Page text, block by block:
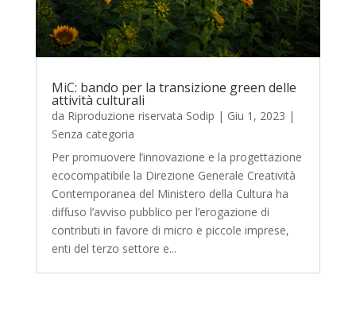
MiC: bando per la transizione green delle
attività culturali
da Riproduzione riservata Sodip | Giu 1, 2023 |
Senza categoria
Per promuovere l’innovazione e la progettazione
ecocompatibile la Direzione Generale Creatività
Contemporanea del Ministero della Cultura ha
diffuso l’avviso pubblico per l’erogazione di
contributi in favore di micro e piccole imprese,
enti del terzo settore e...